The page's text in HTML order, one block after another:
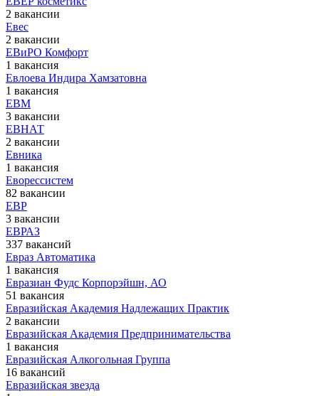
2 вакансии
Евес
2 вакансии
ЕВиРО Комфорт
1 вакансия
Евлоева Индира Хамзатовна
1 вакансия
ЕВМ
3 вакансии
ЕВНАТ
2 вакансии
Евника
1 вакансия
Еворессистем
82 вакансии
ЕВР
3 вакансии
ЕВРАЗ
337 вакансий
Евраз Автоматика
1 вакансия
Евразиан Фудс Корпорэйшн, АО
51 вакансия
Евразийская Академия Надлежащих Практик
2 вакансии
Евразийская Академия Предпринимательства
1 вакансия
Евразийская Алкогольная Группа
16 вакансий
Евразийская звезда